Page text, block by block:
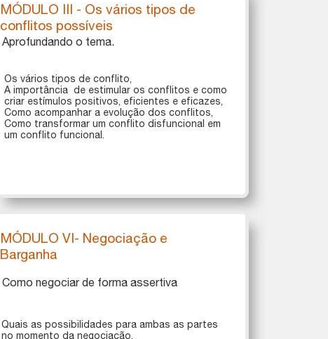
MÓDULO III - Os vários tipos de
conflitos possíveis
Os vários tipos de conflito,
A importância de estimular os conflitos e como
criar estímulos positivos, eficientes e eficazes,
​​​​​​​Como acompanhar a evolução dos conflitos,
Como transformar um conflito disfuncional em
um conflito funcional.
Aprofundando o tema.
MÓDULO VI- Negociação e
Barganha
Quais as possibilidades para ambas as partes
no momento da negociação,
Como negociar de forma assertiva